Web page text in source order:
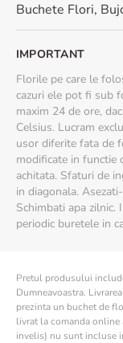
Buchete Flori,
IMPORTANT
Florile pe care le
cazuri ele pot fi sub
maxim 24 de ore,
Celsius. Lucram
usor diferite fata de
modificate in functie
achitata. Sfaturi de
in diagonala.
Schimbati apa zilnic.
periodic buretele in
Pretul produsului
Dumneavoastra.
prezinta un buchet de
livrat la comanda
invelis) nu sunt incluse